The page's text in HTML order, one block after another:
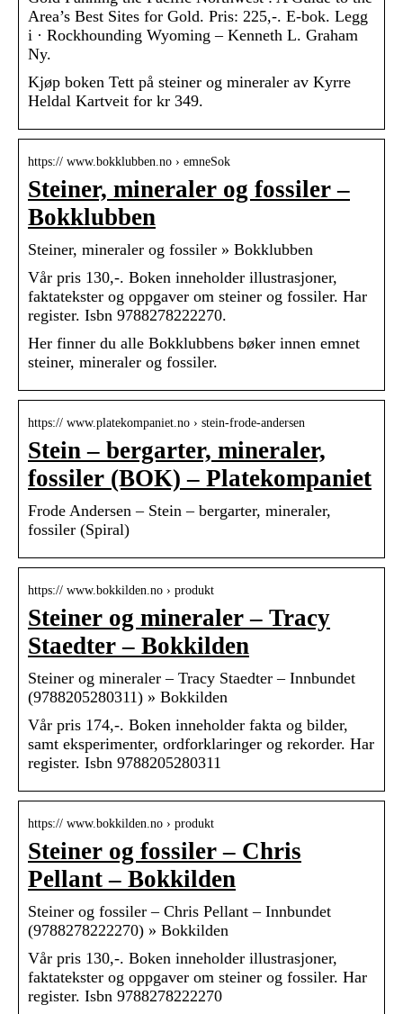
Area’s Best Sites for Gold. Pris: 225,-. E-bok. Legg
i · Rockhounding Wyoming – Kenneth L. Graham
Ny.
Kjøp boken Tett på steiner og mineraler av Kyrre
Heldal Kartveit for kr 349.
https:// www.bokklubben.no › emneSok
Steiner, mineraler og fossiler –
Bokklubben
Steiner, mineraler og fossiler » Bokklubben
Vår pris 130,-. Boken inneholder illustrasjoner,
faktatekster og oppgaver om steiner og fossiler. Har
register. Isbn 9788278222270.
Her finner du alle Bokklubbens bøker innen emnet
steiner, mineraler og fossiler.
https:// www.platekompaniet.no › stein-frode-andersen
Stein – bergarter, mineraler,
fossiler (BOK) – Platekompaniet
Frode Andersen – Stein – bergarter, mineraler,
fossiler (Spiral)
https:// www.bokkilden.no › produkt
Steiner og mineraler – Tracy
Staedter – Bokkilden
Steiner og mineraler – Tracy Staedter – Innbundet
(9788205280311) » Bokkilden
Vår pris 174,-. Boken inneholder fakta og bilder,
samt eksperimenter, ordforklaringer og rekorder. Har
register. Isbn 9788205280311
https:// www.bokkilden.no › produkt
Steiner og fossiler – Chris
Pellant – Bokkilden
Steiner og fossiler – Chris Pellant – Innbundet
(9788278222270) » Bokkilden
Vår pris 130,-. Boken inneholder illustrasjoner,
faktatekster og oppgaver om steiner og fossiler. Har
register. Isbn 9788278222270